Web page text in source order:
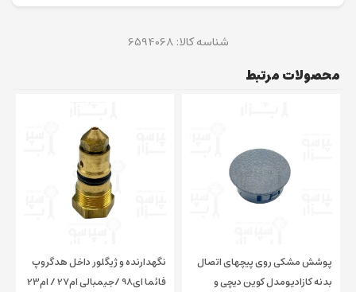
شناسه کالا: 6594068
محصولات مرتبط
پوشش مشکی روی پیچهای اتصال
بدنه کازادیومدل کوین دیچی و
نگهدارنده و ژیگلور داخل هدگروپ
فائما ای98 /جیمبالی ام27 / ام23